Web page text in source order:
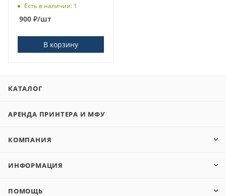
Есть в наличии: 1
900 ₽/шт
В корзину
КАТАЛОГ
АРЕНДА ПРИНТЕРА И МФУ
КОМПАНИЯ
ИНФОРМАЦИЯ
ПОМОЩЬ